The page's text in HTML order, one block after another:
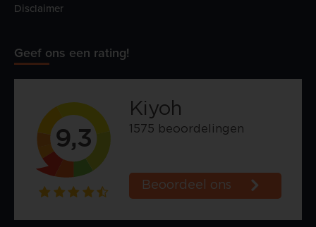
Disclaimer
Geef ons een rating!